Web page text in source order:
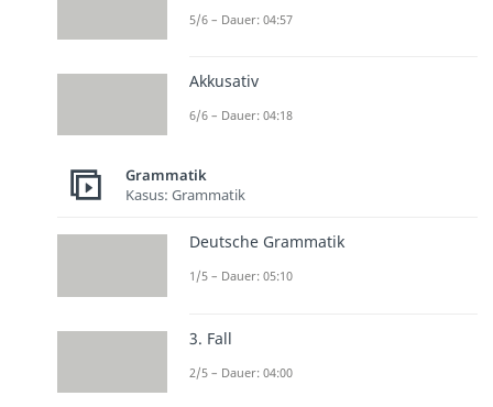
5/6 – Dauer: 04:57
Akkusativ
6/6 – Dauer: 04:18
Grammatik
Kasus: Grammatik
Deutsche Grammatik
1/5 – Dauer: 05:10
3. Fall
2/5 – Dauer: 04:00